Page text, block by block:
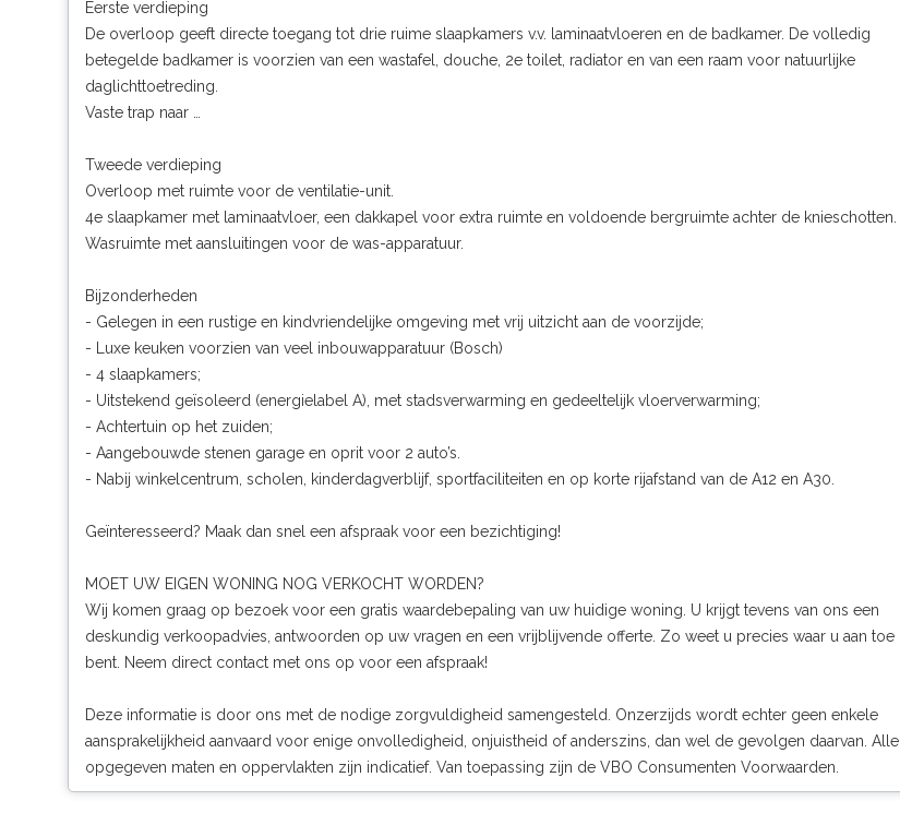
Eerste verdieping
De overloop geeft directe toegang tot drie ruime slaapkamers v.v. laminaatvloeren en de badkamer. De volledig
betegelde badkamer is voorzien van een wastafel, douche, 2e toilet, radiator en van een raam voor natuurlijke
daglichttoetreding.
Vaste trap naar …
Tweede verdieping
Overloop met ruimte voor de ventilatie-unit.
4e slaapkamer met laminaatvloer, een dakkapel voor extra ruimte en voldoende bergruimte achter de knieschotten.
Wasruimte met aansluitingen voor de was-apparatuur.
Bijzonderheden
- Gelegen in een rustige en kindvriendelijke omgeving met vrij uitzicht aan de voorzijde;
- Luxe keuken voorzien van veel inbouwapparatuur (Bosch)
- 4 slaapkamers;
- Uitstekend geïsoleerd (energielabel A), met stadsverwarming en gedeeltelijk vloerverwarming;
- Achtertuin op het zuiden;
- Aangebouwde stenen garage en oprit voor 2 auto’s.
- Nabij winkelcentrum, scholen, kinderdagverblijf, sportfaciliteiten en op korte rijafstand van de A12 en A30.
Geïnteresseerd? Maak dan snel een afspraak voor een bezichtiging!
MOET UW EIGEN WONING NOG VERKOCHT WORDEN?
Wij komen graag op bezoek voor een gratis waardebepaling van uw huidige woning. U krijgt tevens van ons een
deskundig verkoopadvies, antwoorden op uw vragen en een vrijblijvende offerte. Zo weet u precies waar u aan toe
bent. Neem direct contact met ons op voor een afspraak!
Deze informatie is door ons met de nodige zorgvuldigheid samengesteld. Onzerzijds wordt echter geen enkele
aansprakelijkheid aanvaard voor enige onvolledigheid, onjuistheid of anderszins, dan wel de gevolgen daarvan. Alle
opgegeven maten en oppervlakten zijn indicatief. Van toepassing zijn de VBO Consumenten Voorwaarden.